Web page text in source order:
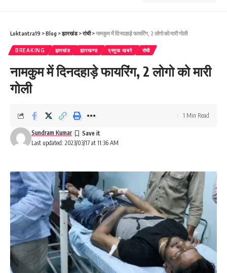
Loktantra19 >Blog >झारखंड>रांची>नामकुम में दिनदहाड़े फायरिंग, 2 लोगो को मारी गोली
BREAKING झारखंड झारखण्ड प्रमुख खबरे रांची
नामकुम में दिनदहाड़े फायरिंग, 2 लोगो को मारी
गोली
Last updated: 2023/03/17 at 11:36 AM
Sundram Kumar
1 Min Read